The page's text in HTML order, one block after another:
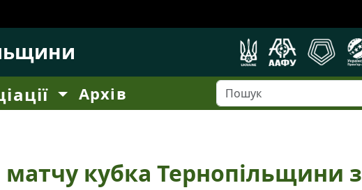
Архів
кубка Тернопільщини з